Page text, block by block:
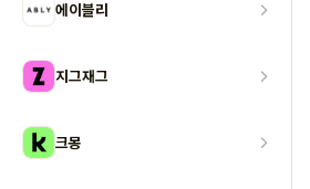
에이블리
지그재그
크몽